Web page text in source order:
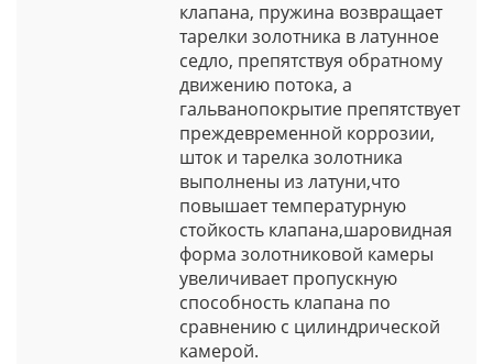
клапана, пружина возвращает
тарелки золотника в латунное
седло, препятствуя обратному
движению потока, а
гальванопокрытие препятствует
преждевременной коррозии,
шток и тарелка золотника
выполнены из латуни,что
повышает температурную
стойкость клапана,шаровидная
форма золотниковой камеры
увеличивает пропускную
способность клапана по
сравнению с цилиндрической
камерой.